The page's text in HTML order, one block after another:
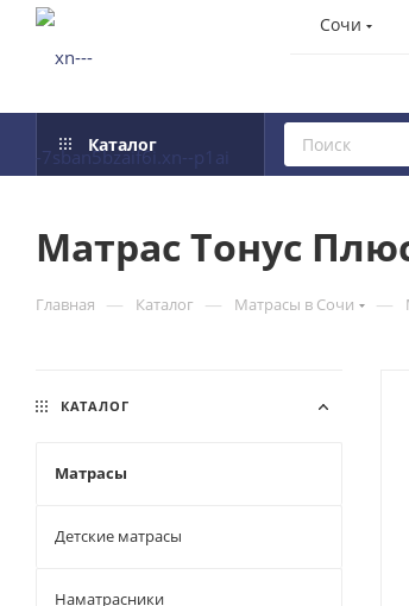
Сочи
Каталог
Матрас Тонус
Главная — Каталог — Матрасы в Сочи —
КАТАЛОГ
Матрасы
Детские матрасы
Наматрасники